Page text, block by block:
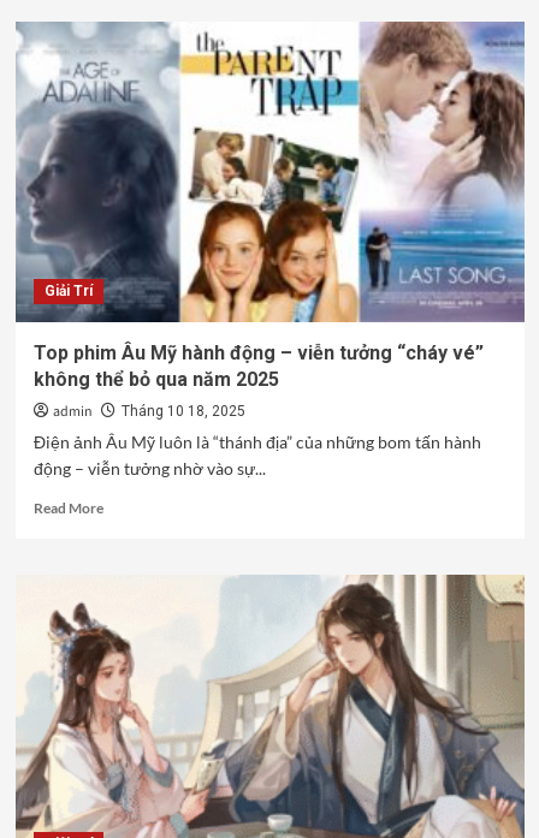
Top
Hàn
Quốc
lãng
không
thể
lỡ
–
Xem
ngay
trên
TVHAY
Giải Trí
Top phim Âu Mỹ hành động – viễn tưởng “cháy vé”
không thể bỏ qua năm 2025
admin Tháng 10 18, 2025
Điện ảnh Âu Mỹ luôn là “thánh địa” của những bom tấn hành
động – viễn tưởng nhờ vào sự...
Read MoreRead
Mỹ
hành
động
–
viễn
tưởng
“cháy
vé”
không